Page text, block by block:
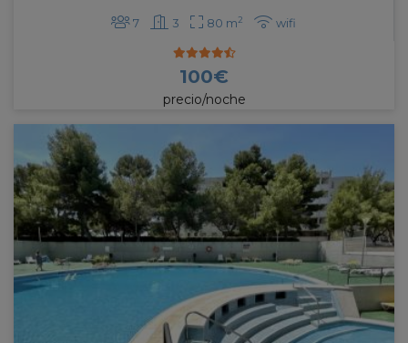
7 3 80 m2 wifi
100€
precio/noche